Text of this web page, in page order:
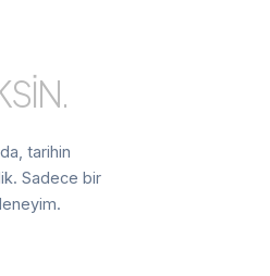
tarihin
Sadece bir